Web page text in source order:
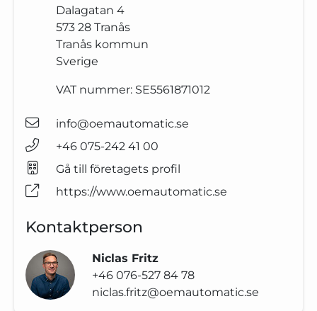
Dalagatan 4
573 28 Tranås
Tranås kommun
Sverige
VAT nummer: SE5561871012
info@oemautomatic.se
+46 075-242 41 00
Gå till företagets profil
https://www.oemautomatic.se
Kontaktperson
Niclas Fritz
+46 076-527 84 78
niclas.fritz@oemautomatic.se